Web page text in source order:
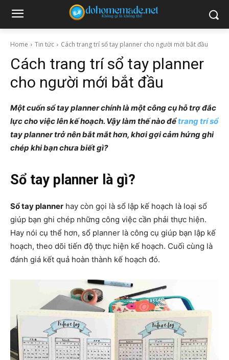
Home Tin tức Cách trang trí sổ tay planner cho người mới bắt đầu
Cách trang trí sổ tay planner
cho người mới bắt đầu
Một cuốn sổ tay planner chính là một công cụ hỗ trợ đắc
lực cho việc lên kế hoạch. Vậy làm thế nào đểtrang trí sổ
tay planner trở nên bắt mắt hơn, khơi gợi cảm hứng ghi
chép khi bạn chưa biết gì?
Sổ tay planner là gì?
Sổ tay planner hay còn gọi là sổ lập kế hoạch là loại sổ
giúp bạn ghi chép những công việc cần phải thực hiện.
Hay nói cụ thể hơn, sổ planner là công cụ giúp bạn lập kế
hoạch, theo dõi tiến độ thực hiện kế hoạch. Cuối cùng là
đánh giá kết quả hoàn thành kế hoạch đó.